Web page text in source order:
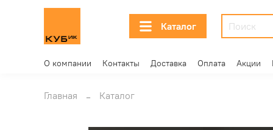
Каталог
О компании Контакты Доставка Оплата Акции
Главная Каталог